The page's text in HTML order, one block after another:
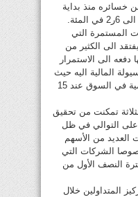
خسائره منذ بداية
المستمرة التي
الى الكثير من
دفعه الى الاستمرار
المالية اليه حيث
يتمحور متوسط قيم التداول اليومية في السوق عند 15
تمكنت من تحقيق
على التوالي في ظل
من الأسهم
الشركات التي
النصف الأول من
المتداولين خلال